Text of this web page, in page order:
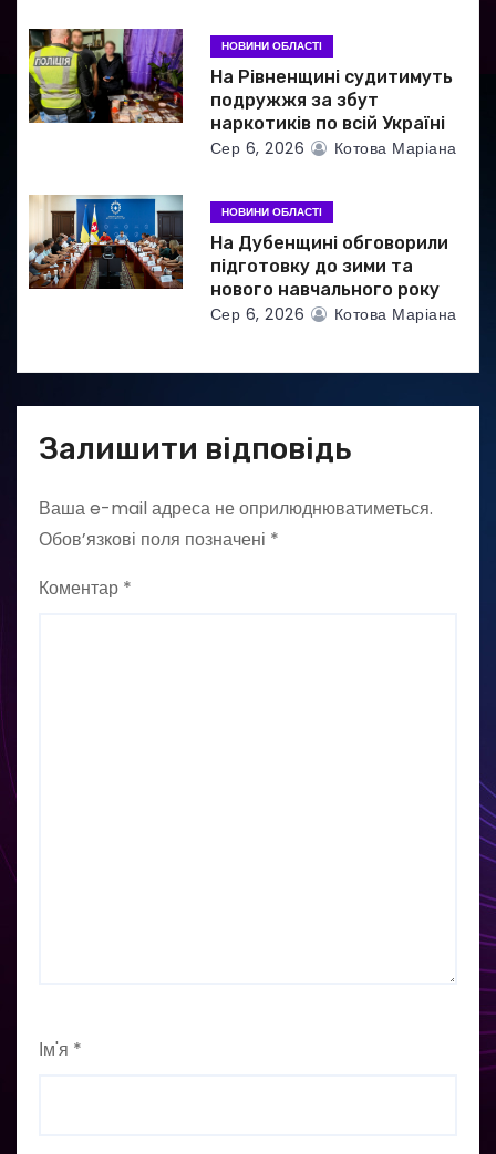
в
НОВИНИ ОБЛАСТІ
На Рівненщині судитимуть
подружжя за збут
наркотиків по всій Україні
Сер 6, 2026 Котова Маріана
НОВИНИ ОБЛАСТІ
На Дубенщині обговорили
підготовку до зими та
нового навчального року
Сер 6, 2026 Котова Маріана
Залишити відповідь
Ваша e-mail адреса не оприлюднюватиметься.
Обов’язкові поля позначені *
Коментар *
Ім'я *